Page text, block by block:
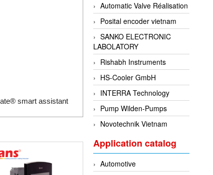
smart assistant
Automatic Valve Réalisation
Posital encoder vietnam
SANKO ELECTRONIC
LABOLATORY
Rishabh Instruments
HS-Cooler GmbH
INTERRA Technology
Pump Wilden-Pumps
Novotechnik Vietnam
Application catalog
Automotive